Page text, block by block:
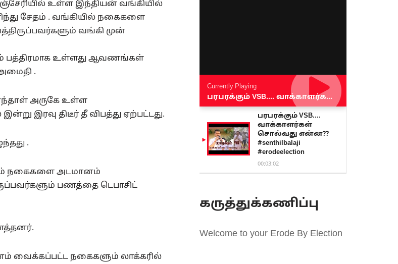
உள்ள இந்தியன் வங்கியில்
சேதம் . வங்கியில் நகைகளை
வங்கி முன்
பத்திரமாக உள்ளது ஆவணங்கள்
.
அருகே உள்ள
இரவு திடீர் தீ விபத்து ஏற்பட்டது.
.
நகைகளை அடமானம்
பணத்தை டெபாசிட்
வைக்கப்பட்ட நகைகளும் லாக்கரில்
Currently Playing
பரபரக்கும் VSB.... வாக்காளர்கள் சொல்வது என்ன?? #senthilbalaji #erodeelection
பரபரக்கும் VSB....
வாக்காளர்கள்
சொல்வது என்ன??
#senthilbalaji
#erodeelection
00:03:02
கருத்துக்கணிப்பு
Welcome to your Erode By Election